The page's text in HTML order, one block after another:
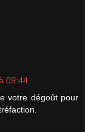
09:44
votre dégoût pour